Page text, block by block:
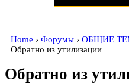
Home › Форумы › ОБЩИЕ
Обратно из утилизации
Обратно из